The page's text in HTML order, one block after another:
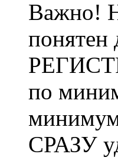
Важно!
понятен
по
СРАЗУ